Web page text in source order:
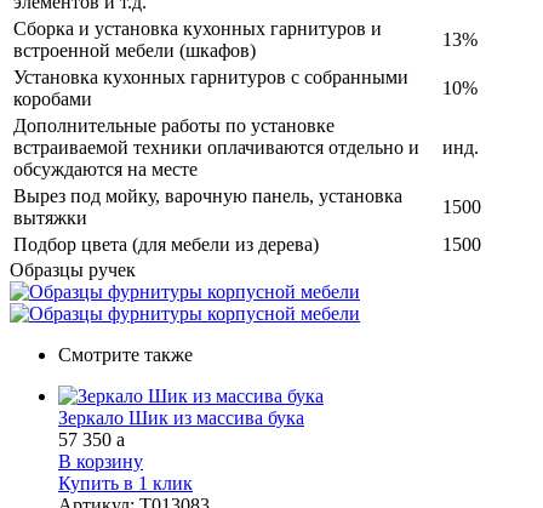
Сборка и установка кухонных гарнитуров и
встроенной мебели (шкафов)
13%
Установка кухонных гарнитуров с собранными
коробами
10%
Дополнительные работы по установке
встраиваемой техники оплачиваются отдельно и
обсуждаются на месте
инд.
Вырез под мойку, варочную панель, установка
вытяжки
1500
Подбор цвета (для мебели из дерева)
1500
Образцы ручек
Смотрите также
Зеркало Шик из массива бука
57 350 a
В корзину
Купить в 1 клик